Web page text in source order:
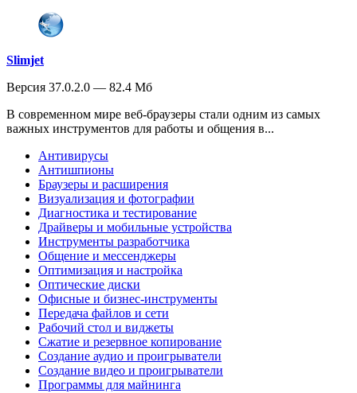
Slimjet
Версия 37.0.2.0 — 82.4 Мб
В современном мире веб-браузеры стали одним из самых
важных инструментов для работы и общения в...
Антивирусы
Антишпионы
Браузеры и расширения
Визуализация и фотографии
Диагностика и тестирование
Драйверы и мобильные устройства
Инструменты разработчика
Общение и мессенджеры
Оптимизация и настройка
Оптические диски
Офисные и бизнес-инструменты
Передача файлов и сети
Рабочий стол и виджеты
Сжатие и резервное копирование
Создание аудио и проигрыватели
Создание видео и проигрыватели
Программы для майнинга